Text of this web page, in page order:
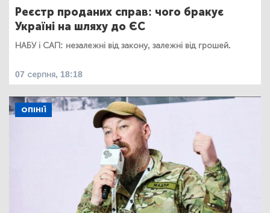
Реєстр проданих справ: чого бракує
Україні на шляху до ЄС
НАБУ і САП: незалежні від закону, залежні від грошей.
07 серпня, 18:18
ОПІНІЇ